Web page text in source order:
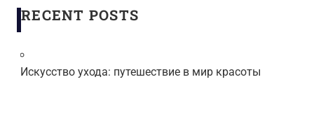
RECENT POSTS
Искусство ухода: путешествие в мир красоты